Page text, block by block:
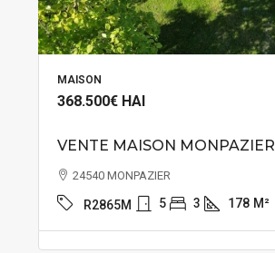
MAISON
368.500€ HAI
VENTE MAISON MONPAZIER
24540 MONPAZIER
R2865M 5 3 178 M²